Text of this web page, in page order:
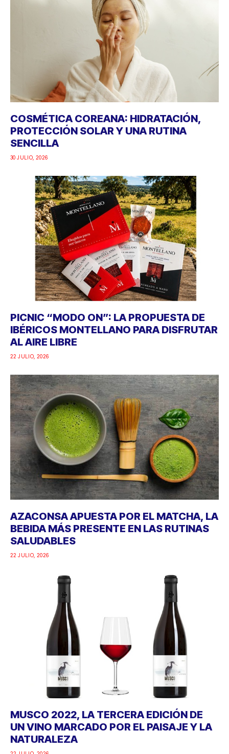
COSMÉTICA COREANA: HIDRATACIÓN,
PROTECCIÓN SOLAR Y UNA RUTINA
SENCILLA
30 JULIO, 2026
PICNIC “MODO ON”: LA PROPUESTA DE
IBÉRICOS MONTELLANO PARA DISFRUTAR
AL AIRE LIBRE
22 JULIO, 2026
AZACONSA APUESTA POR EL MATCHA, LA
BEBIDA MÁS PRESENTE EN LAS RUTINAS
SALUDABLES
22 JULIO, 2026
MUSCO 2022, LA TERCERA EDICIÓN DE
UN VINO MARCADO POR EL PAISAJE Y LA
NATURALEZA